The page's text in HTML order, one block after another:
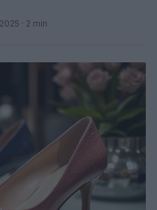
· 2 min